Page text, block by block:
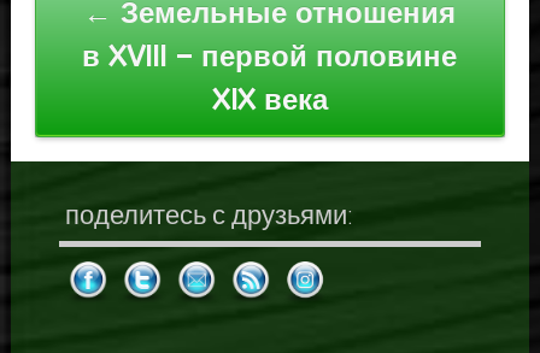
← Земельные отношения
в XVIII – первой половине
XIX века
поделитесь с друзьями: